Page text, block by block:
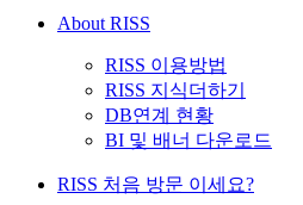
About RISS
RISS 이용방법
RISS 지식더하기
DB연계 현황
BI 및 배너 다운로드
RISS 처음 방문 이세요?